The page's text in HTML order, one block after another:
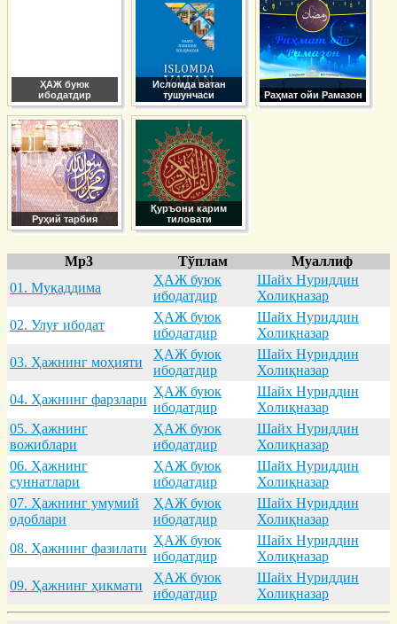
ҲАЖ буюк
ибодатдир
Исломда ватан
тушунчаси
Раҳмат ойи Рамазон
Руҳий тарбия
Қуръони карим
тиловати
Mp3 Тўплам
Муаллиф
01. Муқaддимa
ҲАЖ буюк
ибодатдир
Шайх Нуриддин
Холиқназар
02. Улуғ ибодaт
ҲАЖ буюк
ибодатдир
Шайх Нуриддин
Холиқназар
03. Ҳaжнинг моҳияти
ҲАЖ буюк
ибодатдир
Шайх Нуриддин
Холиқназар
04. Ҳaжнинг фaрзлaри
ҲАЖ буюк
ибодатдир
Шайх Нуриддин
Холиқназар
05. Ҳaжнинг
вожиблaри
ҲАЖ буюк
ибодатдир
Шайх Нуриддин
Холиқназар
06. Ҳaжнинг
суннaтлaри
ҲАЖ буюк
ибодатдир
Шайх Нуриддин
Холиқназар
07. Ҳaжнинг умумий
одоблaри
ҲАЖ буюк
ибодатдир
Шайх Нуриддин
Холиқназар
08. Ҳaжнинг фaзилaти
ҲАЖ буюк
ибодатдир
Шайх Нуриддин
Холиқназар
09. Ҳaжнинг ҳикмaти
ҲАЖ буюк
ибодатдир
Шайх Нуриддин
Холиқназар